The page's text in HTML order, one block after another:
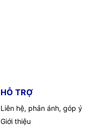
HỖ TRỢ
Liên hệ, phản ánh, góp ý
Giới thiệu